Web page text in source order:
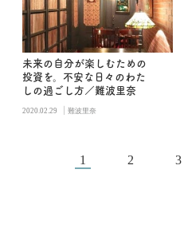
未来の自分が楽しむための
投資を。不安な日々のわた
しの過ごし方／難波里奈
2020.02.29 | 難波里奈
1 2 3